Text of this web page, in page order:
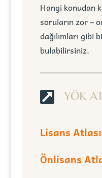
Hangi konudan
soruların zor –
dağılımları gibi
bulabilirsiniz.
 YÖK
Lisans Atlası
Önlisans